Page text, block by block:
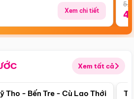
Xem chi tiết
Xem tất cả
Điểm nổi bật
Tho - Bến Tre - Cù Lao Thới